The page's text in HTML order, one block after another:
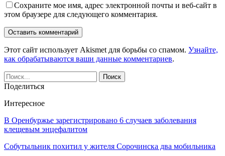
Сохраните мое имя, адрес электронной почты и веб-сайт в
этом браузере для следующего комментария.
Этот сайт использует Akismet для борьбы со спамом. Узнайте,
как обрабатываются ваши данные комментариев.
Поделиться
Интересное
В Оренбуржье зарегистрировано 6 случаев заболевания
клещевым энцефалитом
Собутыльник похитил у жителя Сорочинска два мобильника